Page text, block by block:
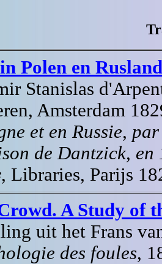
Polen en Rusland
Stanislas
Amsterdam
et en Russie,
de Dantzick, en
, Libraries, Parijs
A Study of
uit het Frans
des foules,